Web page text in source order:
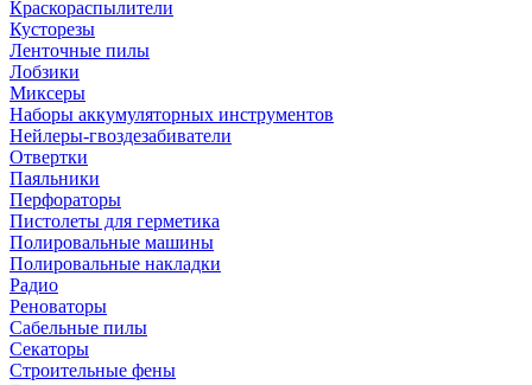
Краскораспылители
Кусторезы
Ленточные пилы
Лобзики
Миксеры
Наборы аккумуляторных инструментов
Нейлеры-гвоздезабиватели
Отвертки
Паяльники
Перфораторы
Пистолеты для герметика
Полировальные машины
Полировальные накладки
Радио
Реноваторы
Сабельные пилы
Секаторы
Строительные фены